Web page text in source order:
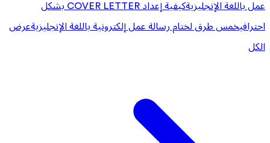
عمل باللغة الإنجليزية
كيفية إعداد COVER LETTER بشكل
احترافيخمس طرق لختام رسالة عمل إلكترونية باللغة الإنجليزيةعرض
الكل